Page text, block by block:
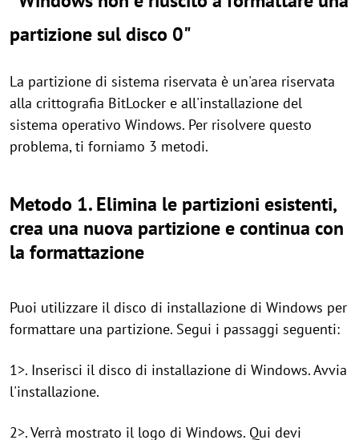
partizione sul disco 0"
La partizione di sistema riservata è un'area riservata
alla crittografia BitLocker e all'installazione del
sistema operativo Windows. Per risolvere questo
problema, ti forniamo 3 metodi.
Metodo 1. Elimina le partizioni esistenti,
crea una nuova partizione e continua con
la formattazione
Puoi utilizzare il disco di installazione di Windows per
formattare una partizione. Segui i passaggi seguenti:
1>. Inserisci il disco di installazione di Windows. Avvia
l'installazione.
2>. Verrà mostrato il logo di Windows. Qui devi